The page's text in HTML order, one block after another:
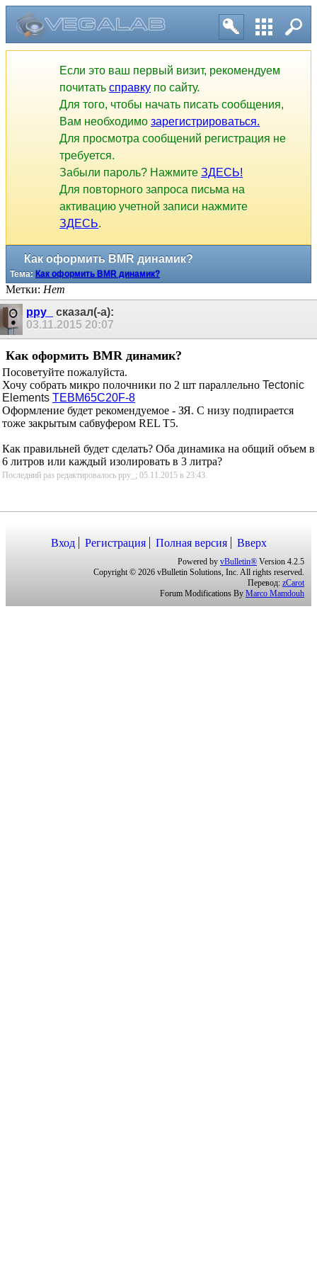
Если это ваш первый визит, рекомендуем
почитать справку по сайту.
Для того, чтобы начать писать сообщения,
Вам необходимо зарегистрироваться.
Для просмотра сообщений регистрация не
требуется.
Забыли пароль? Нажмите ЗДЕСЬ!
Для повторного запроса письма на
активацию учетной записи нажмите
ЗДЕСЬ.
Как оформить BMR динамик?
Тема: Как оформить BMR динамик?
Метки: Нет
ppy_
сказал(-а):
03.11.2015 20:07
Как оформить BMR динамик?
Посоветуйте пожалуйста.
Хочу собрать микро полочники по 2 шт параллельно Tectonic
Elements TEBM65C20F-8
Оформление будет рекомендуемое - ЗЯ. С низу подпирается
тоже закрытым сабвуфером REL T5.
Как правильней будет сделать? Оба динамика на общий объем в
6 литров или каждый изолировать в 3 литра?
Последний раз редактировалось ppy_; 05.11.2015 в 23:43.
Вход Регистрация Полная версия Вверх
Powered by vBulletin® Version 4.2.5
Copyright © 2026 vBulletin Solutions, Inc. All rights reserved.
Перевод: zCarot
Forum Modifications By Marco Mamdouh